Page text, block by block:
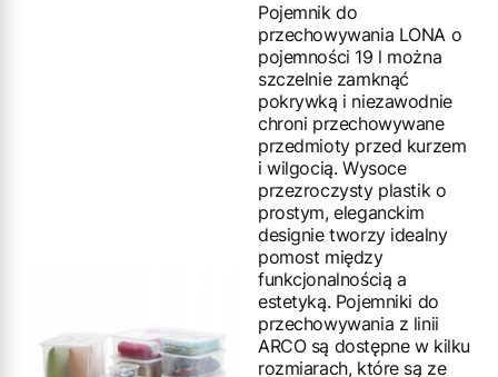
Pojemnik do
przechowywania LONA o
pojemności 19 l można
szczelnie zamknąć
pokrywką i niezawodnie
chroni przechowywane
przedmioty przed kurzem
i wilgocią. Wysoce
przezroczysty plastik o
prostym, eleganckim
designie tworzy idealny
pomost między
funkcjonalnością a
estetyką. Pojemniki do
przechowywania z linii
ARCO są dostępne w kilku
rozmiarach, które są ze